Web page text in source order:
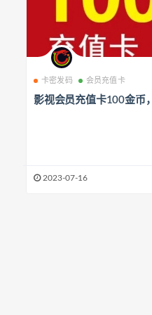
卡密发码 会员充值卡
影视会员充值卡100金币
2023-07-16